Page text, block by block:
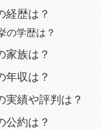
経歴は？
の学歴は？
家族は？
年収は？
実績や評判は？
公約は？